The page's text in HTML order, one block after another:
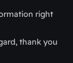
right
thank you